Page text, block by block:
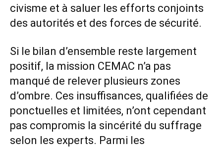
civisme et à saluer les efforts conjoints
des autorités et des forces de sécurité.
Si le bilan d’ensemble reste largement
positif, la mission CEMAC n’a pas
manqué de relever plusieurs zones
d’ombre. Ces insuffisances, qualifiées de
ponctuelles et limitées, n’ont cependant
pas compromis la sincérité du suffrage
selon les experts. Parmi les